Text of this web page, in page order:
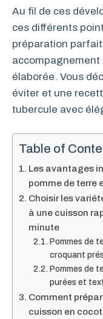
Au fil de ces
ces différents
préparation
accompagnement
élaborée. Vous
éviter et une
tubercule avec
Table of
Les avantages
pomme de terre
Choisir les
à une cuisson
minute
Pommes de
croquant
Pommes de
purées et
Comment
cuisson en